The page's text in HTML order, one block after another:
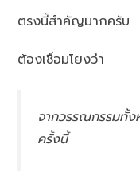
ตรงนี้สำคัญมากครับ
ต้องเชื่อมโยงว่า
จากวรรณกรรมทั้
ครั้งนี้